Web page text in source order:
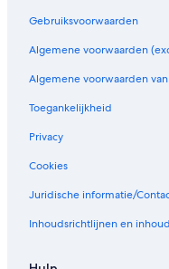
Gebruiksvoorwaarden
Algemene voorwaarden
Algemene voorwaarden
Toegankelijkheid
Privacy
Cookies
Juridische informatie/
Inhoudsrichtlijnen en